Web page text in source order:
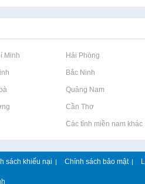
Minh Rao vặt tại Hải Phòng Rao
Rao vặt tại Bắc Ninh Rao
Rao vặt tại Quảng Nam Rao
Rao vặt tại Cần Thơ Rao
Rao vặt tại Các tỉnh miền nam khác
sách khiếu nại | Chính sách bảo mật |